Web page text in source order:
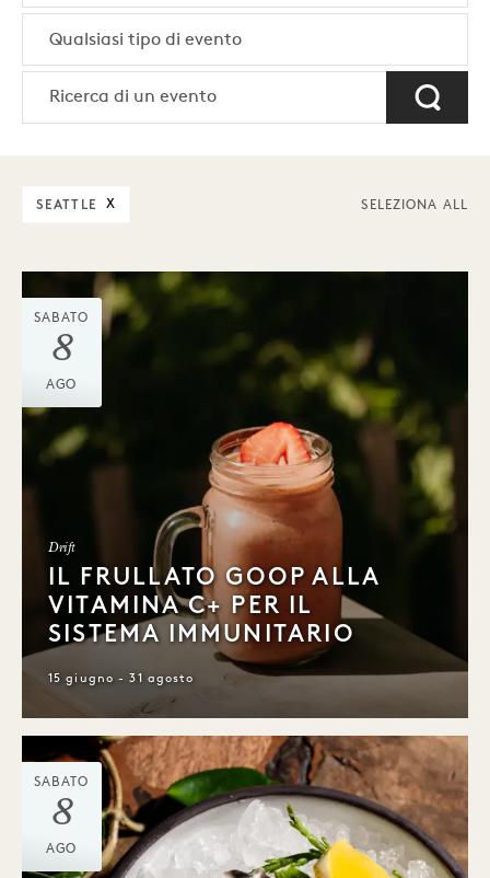
SEATTLE X SELEZIONA ALL
SABATO
8
AGO
Drift
IL FRULLATO GOOP ALLA
VITAMINA C+ PER IL
SISTEMA IMMUNITARIO
15 giugno - 31 agosto
SABATO
8
AGO